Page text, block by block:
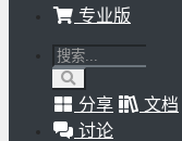
专业版
分享
文档
讨论